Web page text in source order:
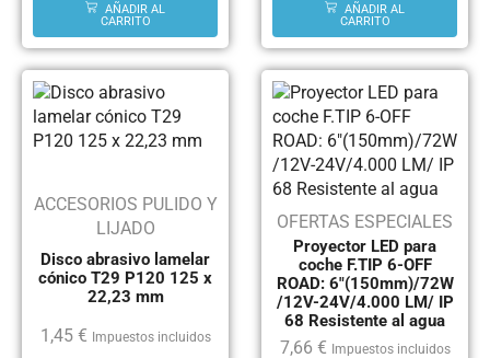
AÑADIR AL
CARRITO
AÑADIR AL
CARRITO
ACCESORIOS PULIDO Y
LIJADO
Disco abrasivo lamelar
cónico T29 P120 125 x
22,23 mm
1,45 € Impuestos incluidos
OFERTAS ESPECIALES
Proyector LED para
coche F.TIP 6-OFF
ROAD: 6″(150mm)/72W
/12V-24V/4.000 LM/ IP
68 Resistente al agua
7,66 € Impuestos incluidos